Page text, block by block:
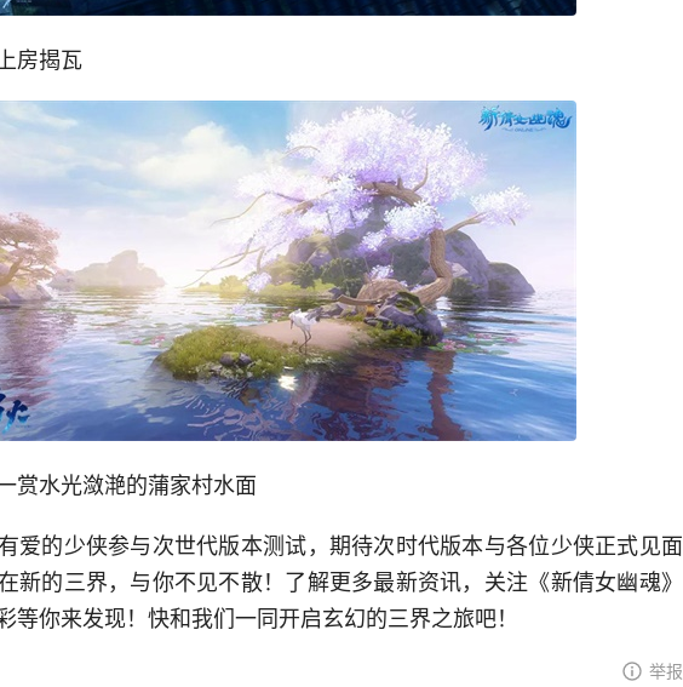
房揭瓦
赏水光潋滟的蒲家村水面
爱的少侠参与次世代版本测试，期待次时代版本与各位少侠正式见面
新的三界，与你不见不散！了解更多最新资讯，关注《新倩女幽魂》
等你来发现！快和我们一同开启玄幻的三界之旅吧！
举报